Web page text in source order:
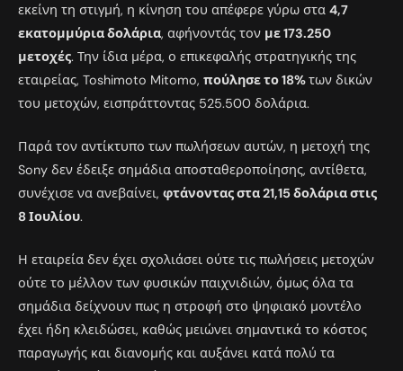
εκείνη τη στιγμή, η κίνηση του απέφερε γύρω στα 4,7
εκατομμύρια δολάρια, αφήνοντάς τον με 173.250
μετοχές. Την ίδια μέρα, ο επικεφαλής στρατηγικής της
εταιρείας, Toshimoto Mitomo, πούλησε το 18%των δικών
του μετοχών, εισπράττοντας 525.500 δολάρια.
Παρά τον αντίκτυπο των πωλήσεων αυτών, η μετοχή της
Sony δεν έδειξε σημάδια αποσταθεροποίησης, αντίθετα,
συνέχισε να ανεβαίνει, φτάνοντας στα 21,15 δολάρια στις
8 Ιουλίου.
Η εταιρεία δεν έχει σχολιάσει ούτε τις πωλήσεις μετοχών
ούτε το μέλλον των φυσικών παιχνιδιών, όμως όλα τα
σημάδια δείχνουν πως η στροφή στο ψηφιακό μοντέλο
έχει ήδη κλειδώσει, καθώς μειώνει σημαντικά το κόστος
παραγωγής και διανομής και αυξάνει κατά πολύ τα